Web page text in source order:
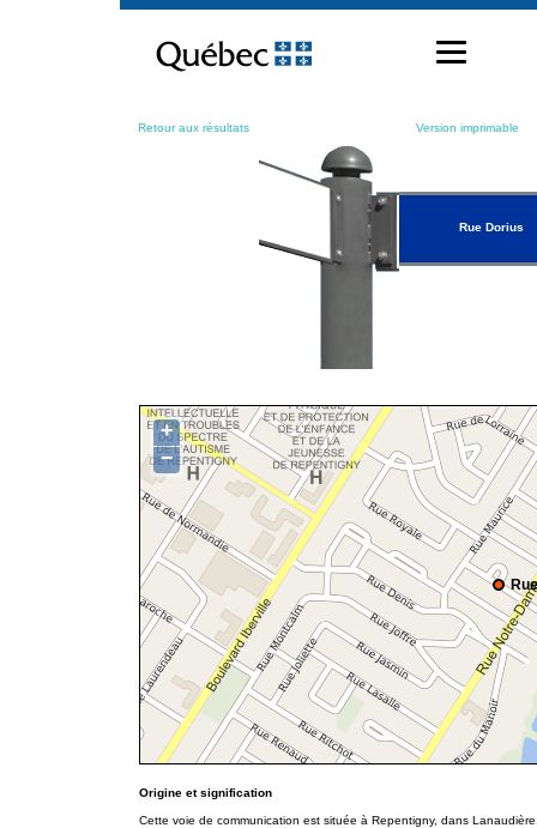
contenu
Retour aux résultats Version imprimable
Rue Dorius
+
−
Origine et signification
Cette voie de communication est située à Repentigny, dans